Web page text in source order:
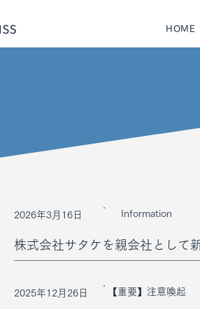
HOME
2026年3月16日 Information
株式会社サタケを親会社として
2025年12月26日 【重要】注意喚起